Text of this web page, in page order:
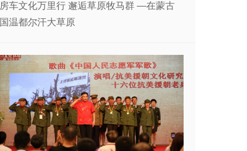
房车文化万里行 邂逅草原牧马群 —在蒙古
国温都尔汗大草原